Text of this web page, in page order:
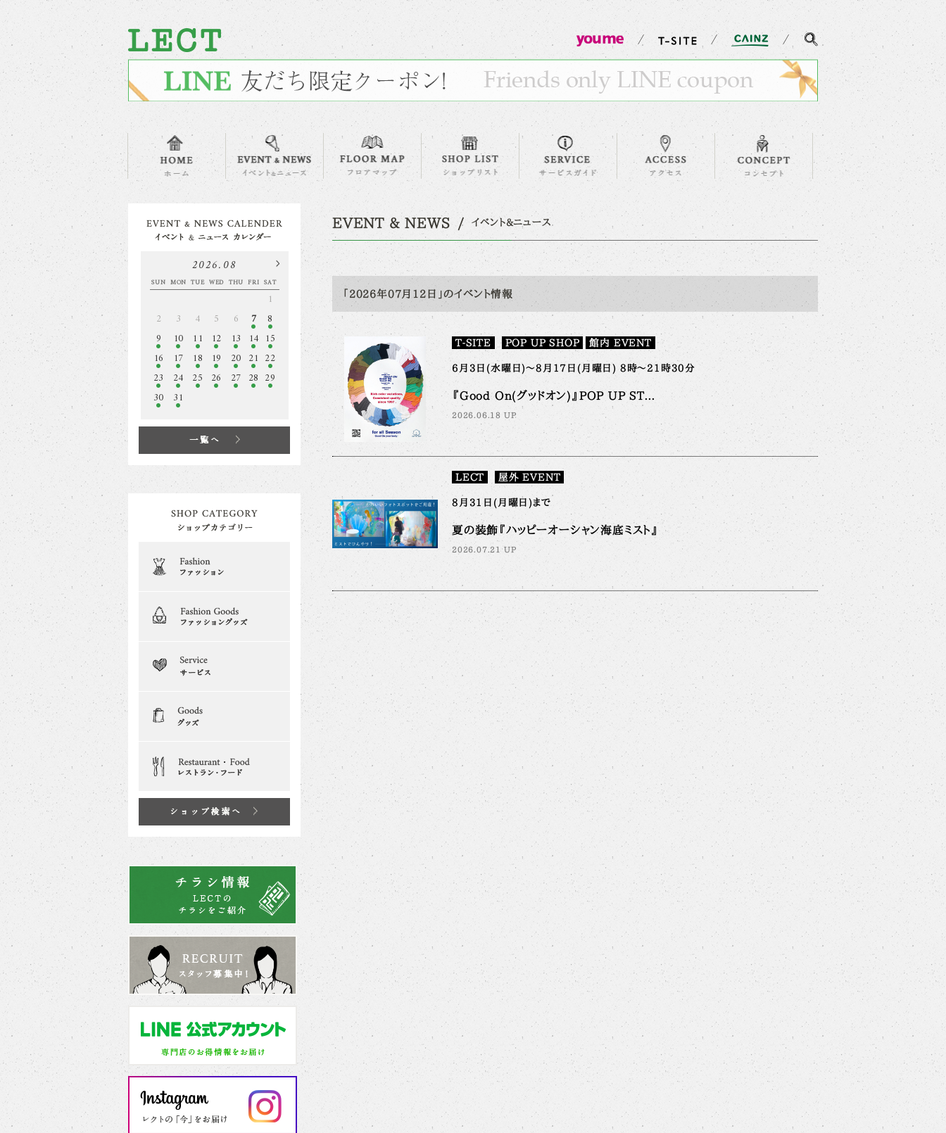
EVENT & NEWS イベント&ニュース
「2026年07月12日」のイベント情報
T-SITE POP UP SHOP 館内 EVENT
6月3日(水曜日)～8月17日(月曜日) 8時～21時30分
『Good On(グッドオン)』POP UP ST...
2026.06.18 UP
LECT 屋外 EVENT
8月31日(月曜日)まで
夏の装飾『ハッピーオーシャン海底ミスト』
2026.07.21 UP
2026.08
SUN MON TUE WED THU FRI SAT
1
2
3 4 5 6 7
8
9
10 11 12 13 14 15
16
17 18 19 20 21 22
23
24 25 26 27 28 29
30 31